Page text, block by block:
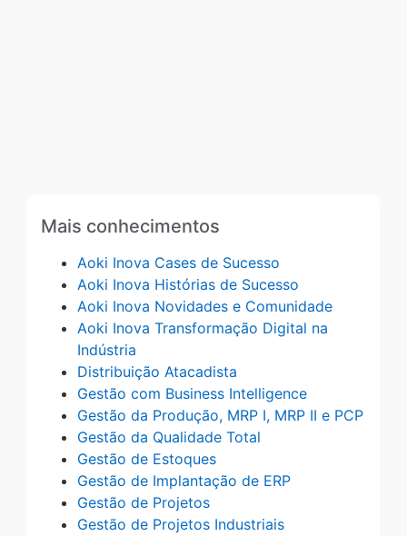
Mais conhecimentos
Aoki Inova Cases de Sucesso
Aoki Inova Histórias de Sucesso
Aoki Inova Novidades e Comunidade
Aoki Inova Transformação Digital na
Indústria
Distribuição Atacadista
Gestão com Business Intelligence
Gestão da Produção, MRP I, MRP II e PCP
Gestão da Qualidade Total
Gestão de Estoques
Gestão de Implantação de ERP
Gestão de Projetos
Gestão de Projetos Industriais